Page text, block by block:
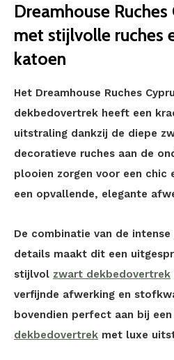
Dreamhouse
met stijlvolle ruches
katoen
Het Dreamhouse Ruches
dekbedovertrek heeft een
uitstraling dankzij de diepe
decoratieve ruches aan de
plooien zorgen voor een chic
een opvallende, elegante
De combinatie van de
details maakt dit een
stijlvol zwart dekbedovertrek
verfijnde afwerking en
bovendien perfect aan bij
dekbedovertrek met luxe